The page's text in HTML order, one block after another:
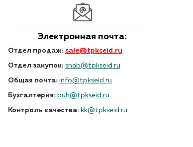
Электронная почта:
Отдел продаж: sale@tpkseid.ru
Отдел закупок: snab@tpkseid.ru
Общая почта: info@tpkseid.ru
Бухгалтерия: buh@tpkseid.ru
Контроль качества: kk@tpkseid.ru